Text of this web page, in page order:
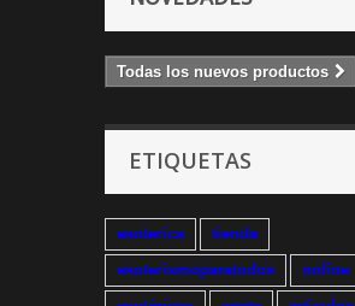
Todas los nuevos productos
ETIQUETAS
esoterica
tienda
esoterismoparatodos
online